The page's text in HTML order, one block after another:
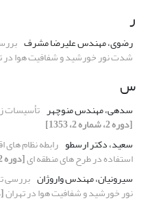
ر
رضوی، مهندس علیرضا مشرف
شدت نور خورشید و شفافیت هوا در
س
سدهی، مهندس منوچهر تأسیسات
[دوره 2، شماره 2، 1353]
سعید، دکتر ارسطو رابطه نظام
استفاده در طرح های منطقه ای[دوره 2، شماره 2، 1353]
سیرونیان، مهندس واروژان بررسی
نور خورشید و شفافیت هوا در تهران